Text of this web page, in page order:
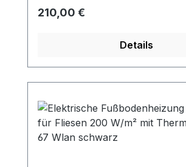
Regulärer Preis:
210,00 €
Details